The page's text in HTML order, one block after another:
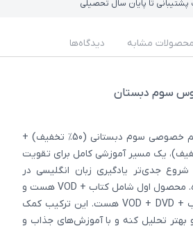
تا پایان سال تحصیلی
محصولات مشابه دیدگاه‌ها
سوم دبستان
با خرید بسته کامل معلم خصوصی سوم دبستانی (50٪ تخفیف) +
کیدز (80٪ تخفیف)، یک مسیر آموزشی کامل برای تقویت
جدی‌تر یادگیری زبان انگلیسی در
اختیار کودک قرار می‌گیره. محصول اول شامل کتاب + VOD هست و
محصول دوم شامل کتاب + VOD + DVD هست. این ترکیب کمک
بهتر تحلیل کنه و با آموزش‌های جذاب و